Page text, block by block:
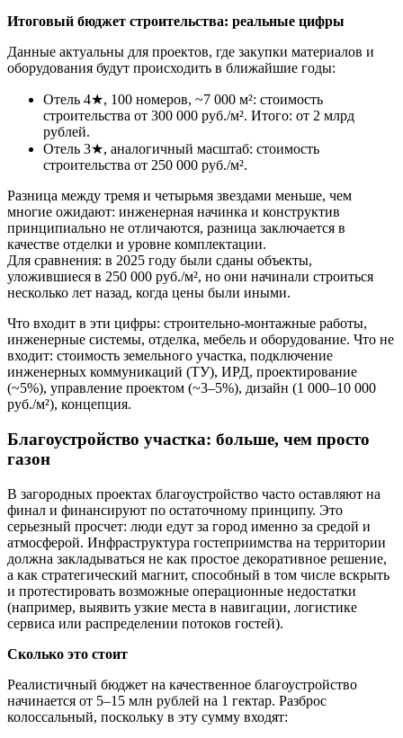
Итоговый бюджет строительства: реальные цифры
Данные актуальны для проектов, где закупки материалов и
оборудования будут происходить в ближайшие годы:
Отель 4★, 100 номеров, ~7 000 м²: стоимость
строительства от 300 000 руб./м². Итого: от 2 млрд
рублей.
Отель 3★, аналогичный масштаб: стоимость
строительства от 250 000 руб./м².
Разница между тремя и четырьмя звездами меньше, чем
многие ожидают: инженерная начинка и конструктив
принципиально не отличаются, разница заключается в
качестве отделки и уровне комплектации.
Для сравнения: в 2025 году были сданы объекты,
уложившиеся в 250 000 руб./м², но они начинали строиться
несколько лет назад, когда цены были иными.
Что входит в эти цифры: строительно-монтажные работы,
инженерные системы, отделка, мебель и оборудование. Что не
входит: стоимость земельного участка, подключение
инженерных коммуникаций (ТУ), ИРД, проектирование
(~5%), управление проектом (~3–5%), дизайн (1 000–10 000
руб./м²), концепция.
Благоустройство участка: больше, чем просто
газон
В загородных проектах благоустройство часто оставляют на
финал и финансируют по остаточному принципу. Это
серьезный просчет: люди едут за город именно за средой и
атмосферой. Инфраструктура гостеприимства на территории
должна закладываться не как простое декоративное решение,
а как стратегический магнит, способный в том числе вскрыть
и протестировать возможные операционные недостатки
(например, выявить узкие места в навигации, логистике
сервиса или распределении потоков гостей).
Сколько это стоит
Реалистичный бюджет на качественное благоустройство
начинается от 5–15 млн рублей на 1 гектар. Разброс
колоссальный, поскольку в эту сумму входят: